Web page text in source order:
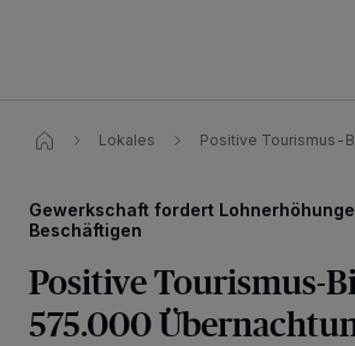
Lokales Positive Tourismus-
Gewerkschaft fordert
Beschäftigen
Positive Tourismus-
575.000